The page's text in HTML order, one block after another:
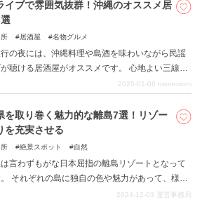
ます。
イブで雰囲気抜群！沖縄のオススメ居
居酒屋 名物グルメ
の夜には、沖縄料理や島酒を味わいながら民謡
聴ける居酒屋がオススメです。 心地よい三線の
美しい歌声に気分もどんどん上がります。 本記事
す。
2025-01-08 monemoni
を取り巻く魅力的な離島7選！リゾー
を充実させる
絶景スポット 自然
言わずもがな日本屈指の離島リゾートとなって
それぞれの島に独自の色や魅力があって、様々
巡るのも楽しいです。沖縄県らしい開放的な気分
2024-12-03 運営事務局